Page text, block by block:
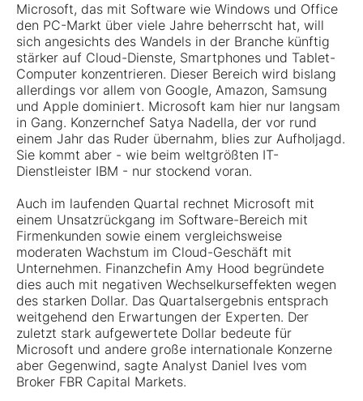
Microsoft, das mit Software wie Windows und Office
den PC-Markt über viele Jahre beherrscht hat, will
sich angesichts des Wandels in der Branche künftig
stärker auf Cloud-Dienste, Smartphones und Tablet-
Computer konzentrieren. Dieser Bereich wird bislang
allerdings vor allem von Google, Amazon, Samsung
und Apple dominiert. Microsoft kam hier nur langsam
in Gang. Konzernchef Satya Nadella, der vor rund
einem Jahr das Ruder übernahm, blies zur Aufholjagd.
Sie kommt aber - wie beim weltgrößten IT-
Dienstleister IBM - nur stockend voran.
Auch im laufenden Quartal rechnet Microsoft mit
einem Unsatzrückgang im Software-Bereich mit
Firmenkunden sowie einem vergleichsweise
moderaten Wachstum im Cloud-Geschäft mit
Unternehmen. Finanzchefin Amy Hood begründete
dies auch mit negativen Wechselkurseffekten wegen
des starken Dollar. Das Quartalsergebnis entsprach
weitgehend den Erwartungen der Experten. Der
zuletzt stark aufgewertete Dollar bedeute für
Microsoft und andere große internationale Konzerne
aber Gegenwind, sagte Analyst Daniel Ives vom
Broker FBR Capital Markets.